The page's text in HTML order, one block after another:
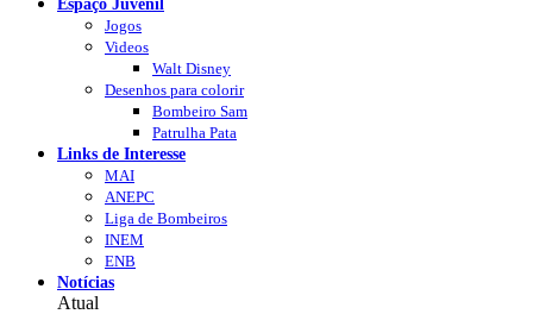
Jogos
Videos
Walt Disney
Desenhos para colorir
Bombeiro Sam
Patrulha Pata
Links de Interesse
MAI
ANEPC
Liga de Bombeiros
INEM
ENB
Notícias
Atual